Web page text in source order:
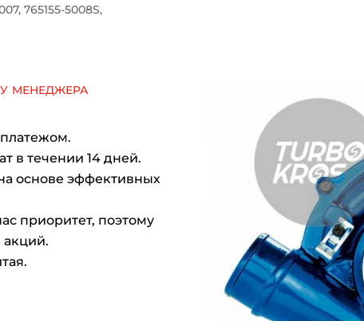
765155-5008S,
менеджера
в течении 14 дней.
основе эффективных
приоритет, поэтому
акций.